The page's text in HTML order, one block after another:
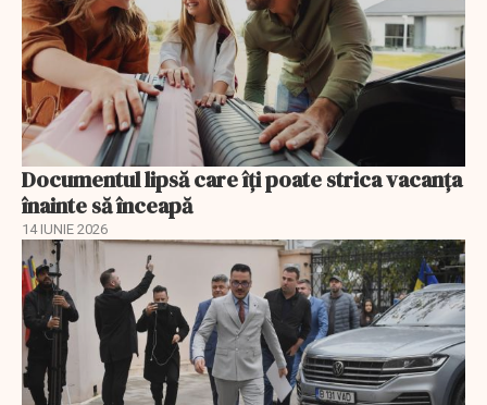
Documentul lipsă care îți poate strica vacanța
înainte să înceapă
14 IUNIE 2026